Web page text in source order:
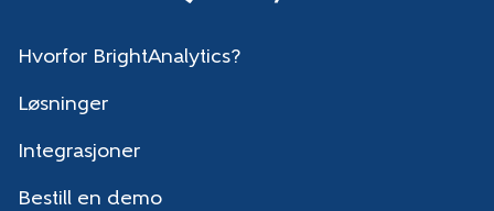
Hvorfor BrightAnalytics?
Løsninger
Integrasjoner
Bestill en demo